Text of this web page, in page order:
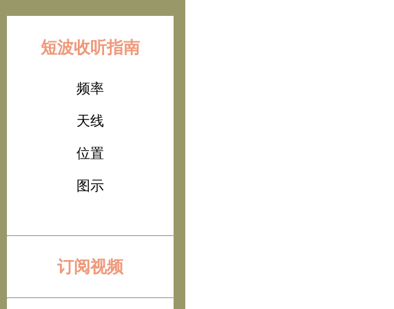
短波收听指南
频率
天线
位置
图示
订阅视频